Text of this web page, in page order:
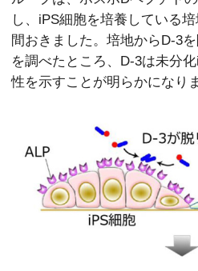
し、iPS細胞を培養している
間おきました。培地からD-3
を調べたところ、D-3は未分
性を示すことが明らかになり